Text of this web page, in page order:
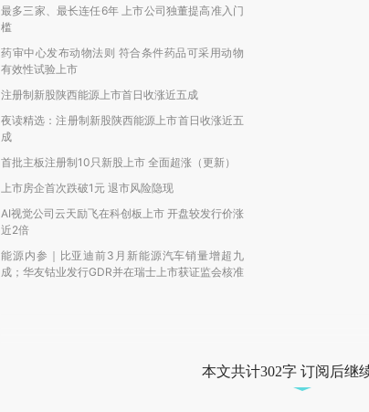
最多三家、最长连任6年 上市公司独董提高准入门
槛
药审中心发布动物法则 符合条件药品可采用动物
有效性试验上市
注册制新股陕西能源上市首日收涨近五成
夜读精选：注册制新股陕西能源上市首日收涨近五
成
首批主板注册制10只新股上市 全面超涨（更新）
上市房企首次跌破1元 退市风险隐现
AI视觉公司云天励飞在科创板上市 开盘较发行价涨
近2倍
能源内参｜比亚迪前3月新能源汽车销量增超九
成；华友钴业发行GDR并在瑞士上市获证监会核准
本文共计302字 订阅后继